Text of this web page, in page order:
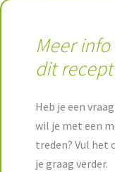
Meer
dit
Heb je een
wil je met een
treden? Vul het
je graag verder.